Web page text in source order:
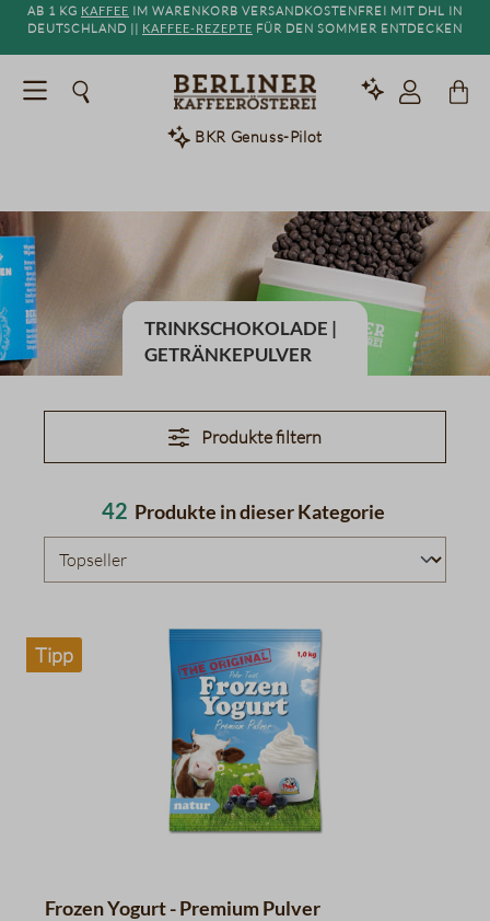
springen
Ab 1 kg Kaffee im Warenkorb versandkostenfrei mit DHL in
Deutschland || Kaffee-Rezepte für den Sommer entdecken
BKR Genuss-Pilot
Trinkschokolade |
Getränkepulver
Produkte filtern
42 Produkte in dieser Kategorie
Tipp
Frozen Yogurt - Premium Pulver